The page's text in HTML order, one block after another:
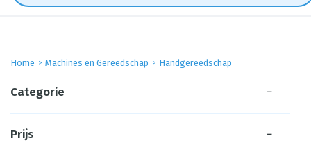
Home Machines en Gereedschap Handgereedschap
Categorie −
Prijs −